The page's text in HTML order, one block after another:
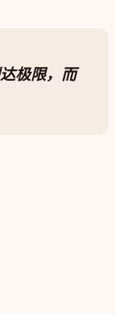
极限，而